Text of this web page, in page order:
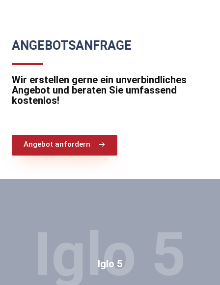
ANGEBOTSANFRAGE
Wir erstellen gerne ein unverbindliches
Angebot und beraten Sie umfassend
kostenlos!
Angebot anfordern
Iglo 5
Iglo 5